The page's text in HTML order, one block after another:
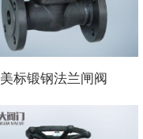
美标锻钢法兰闸阀